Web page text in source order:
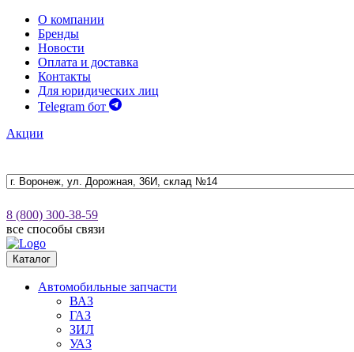
О компании
Бренды
Новости
Оплата и доставка
Контакты
Для юридических лиц
Telegram бот
Акции
8 (800) 300-38-59
все способы связи
Каталог
Автомобильные запчасти
ВАЗ
ГАЗ
ЗИЛ
УАЗ